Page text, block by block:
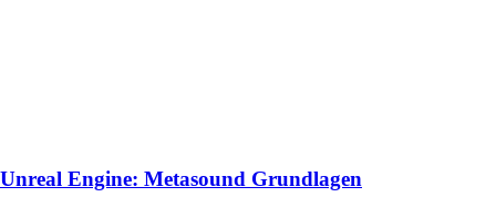
Unreal Engine: Metasound Grundlagen